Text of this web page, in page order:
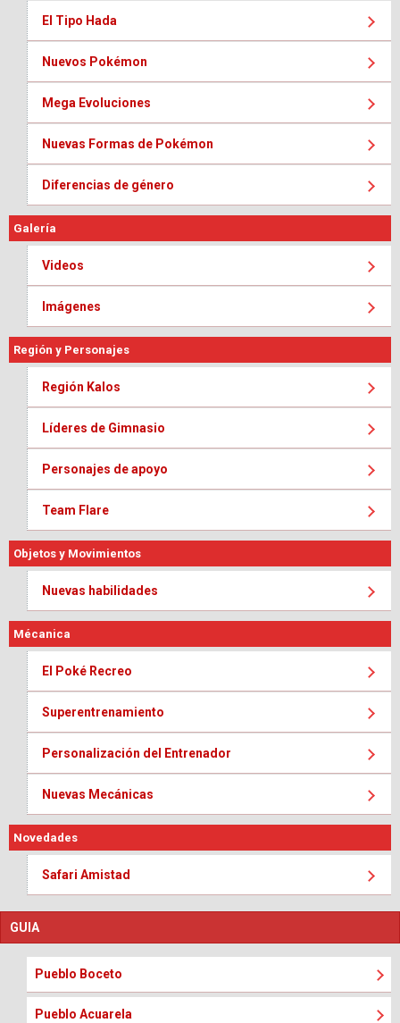
El Tipo Hada
Nuevos Pokémon
Mega Evoluciones
Nuevas Formas de Pokémon
Diferencias de género
Galería
Videos
Imágenes
Región y Personajes
Región Kalos
Líderes de Gimnasio
Personajes de apoyo
Team Flare
Objetos y Movimientos
Nuevas habilidades
Mécanica
El Poké Recreo
Superentrenamiento
Personalización del Entrenador
Nuevas Mecánicas
Novedades
Safari Amistad
GUIA
Pueblo Boceto
Pueblo Acuarela